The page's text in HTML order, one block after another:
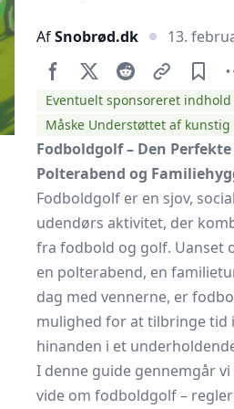
AfSnobrød.dk 13.
Eventuelt sponsoreret indhold
Måske Understøttet af
Fodboldgolf – Den
Polterabend og
Fodboldgolf er en sjov,
udendørs aktivitet, der
fra fodbold og golf. Uanset
en polterabend, en
dag med vennerne, er
mulighed for at tilbringe
hinanden i et
I denne guide gennemgår
vide om fodboldgolf –